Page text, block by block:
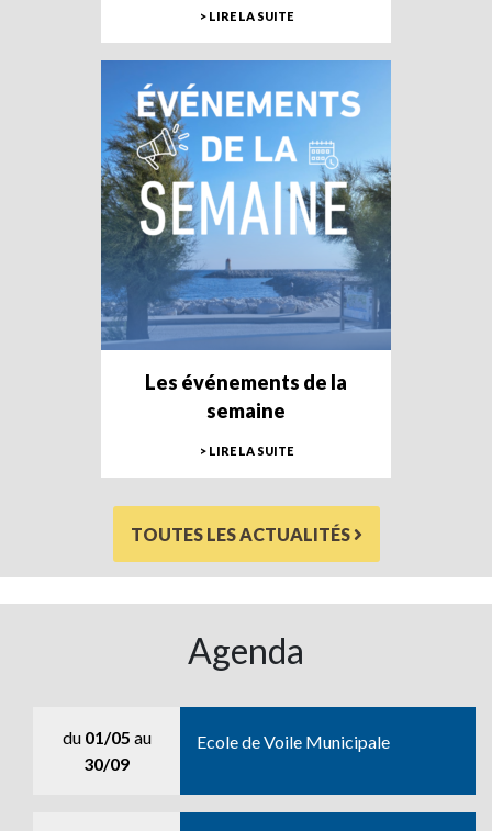
> LIRE LA SUITE
Les événements de la
semaine
> LIRE LA SUITE
TOUTES LES ACTUALITÉS
Agenda
du 01/05 au
30/09
Ecole de Voile Municipale